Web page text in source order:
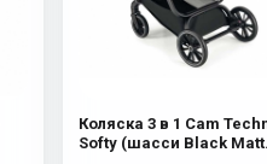
Коляска 3 в 1 Cam
Softy (шасси Black Matt